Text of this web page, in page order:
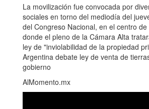
La movilización fue convocada por
sociales en torno del mediodía del
del Congreso Nacional, en el centro de
donde el pleno de la Cámara Alta
ley de "inviolabilidad de la propiedad
Argentina debate ley de venta de
gobierno
AlMomento.mx